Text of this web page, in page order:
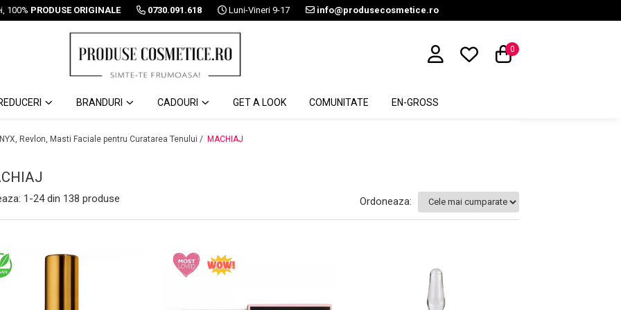
100% PRODUSE ORIGINALE 0730.091.618 Luni-Vineri 9-17 info@produsecosmetice.ro
0
BRANDURI CADOURI GET A LOOK COMUNITATE EN-GROSS
Revlon, Masti Faciale pentru Curatarea Tenului / MACHIAJ
1-24din 138 produse Ordoneaza: